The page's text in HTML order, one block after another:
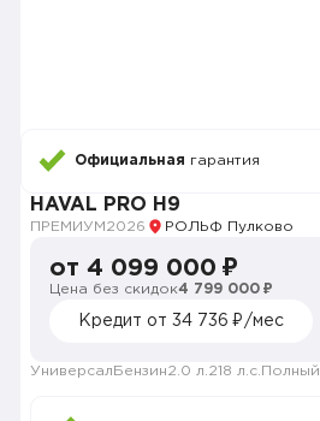
Официальная гарантия
HAVAL PRO H9
ПРЕМИУМ 2026 РОЛЬФ Пулково
от 4 099 000 ₽
Цена без скидок4 799 000 ₽
Кредит от 34 736 ₽/мес
Универсал Бензин2.0 л. 218 л.с. Полный